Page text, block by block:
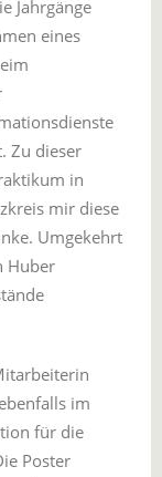
Jahrgänge
eines
Zu dieser
in
mir diese
Umgekehrt
Huber
im
für die
Poster